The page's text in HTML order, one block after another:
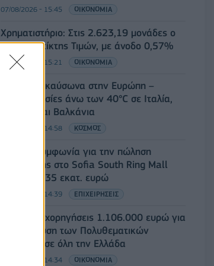
07/08/2026 - 15:45 ΟΙΚΟΝΟΜΙΑ
Χρηματιστήριο: Στις 2.623,19 μονάδες ο
Γενικός Δείκτης Τιμών, με άνοδο 0,57%
07/08/2026 - 15:21 ΟΙΚΟΝΟΜΙΑ
Νέο κύμα καύσωνα στην Ευρώπη –
Θερμοκρασίες άνω των 40°C σε Ιταλία,
Ισπανία και Βαλκάνια
07/08/2026 - 14:58 ΚΟΣΜΟΣ
Fourlis: Συμφωνία για την πώληση
συμμετοχής στο Sofia South Ring Mall
έναντι 49,35 εκατ. ευρώ
07/08/2026 - 14:39 ΕΠΙΧΕΙΡΗΣΕΙΣ
ΥΠΠΟ: Επιχορηγήσεις 1.106.000 ευρώ για
την ενίσχυση των Πολυθεματικών
Φεστιβάλ σε όλη την Ελλάδα
07/08/2026 - 14:34 ΟΙΚΟΝΟΜΙΑ